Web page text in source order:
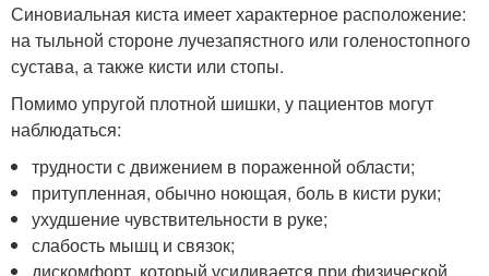
Синовиальная киста имеет характерное расположение:
на тыльной стороне лучезапястного или голеностопного
сустава, а также кисти или стопы.
Помимо упругой плотной шишки, у пациентов могут
наблюдаться:
трудности с движением в пораженной области;
притупленная, обычно ноющая, боль в кисти руки;
ухудшение чувствительности в руке;
слабость мышц и связок;